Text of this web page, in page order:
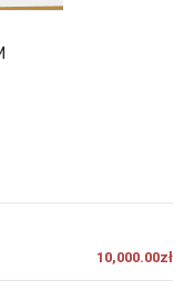
10,000.00zł